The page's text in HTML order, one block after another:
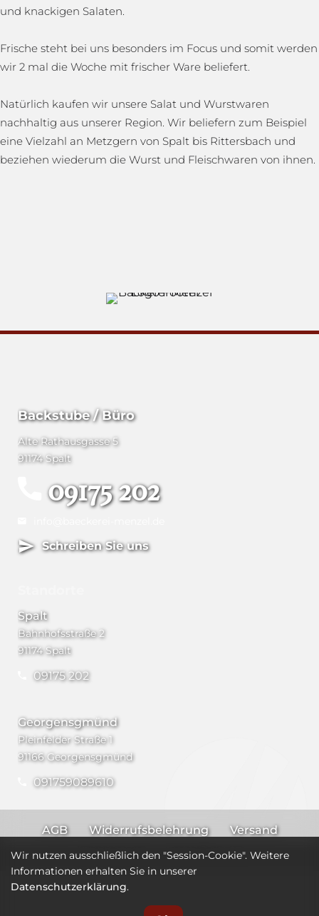
und knackigen Salaten.
Frische steht bei uns besonders im Focus und somit werden
wir 2 mal die Woche mit frischer Ware beliefert.
Natürlich kaufen wir unsere Salat und Wurstwaren
nachhaltig aus unserer Region. Wir beliefern zum Beispiel
eine Vielzahl an Metzgern von Spalt bis Rittersbach und
beziehen wiederum die Wurst und Fleischwaren von ihnen.
Backstube / Büro
Alte Rathausgasse 5
91174 Spalt
09175 202
Schreiben Sie uns
Spalt
Bahnhofsstraße 2
91174 Spalt
09175 202
Georgensgmünd
Pleinfelder Straße 1
91166 Georgensgmünd
091759089610
AGB Widerrufsbelehrung
Versand
Impressum
Datenschutz
Wir nutzen ausschließlich den "Session-Cookie". Weitere
Informationen erhalten Sie in unserer
Datenschutzerklärung.